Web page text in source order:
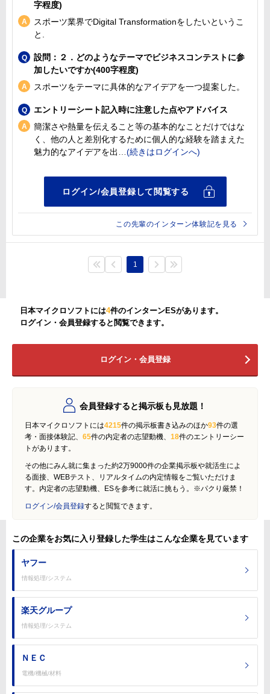
字程度)
スポーツ業界でDigital Transformationをしたいというこ
と.
設問：２．どのようなテーマでビジネスコンテストに参
加したいですか(400字程度)
スポーツをテーマに具体的なアイデアを一つ提案した。
エントリーシート記入時に注意した点やアドバイス
簡潔さや熱量を伝えること等の基本的なことだけではな
く、他の人と差別化するために個人的な経験を踏まえた
魅力的なアイデアを出
この先輩のインターン体験記を見る
1
日本マイクロソフトには4件のインターンESがあります。
ログイン・会員登録すると閲覧できます。
ログイン・会員登録
会員登録すると掲示板も見放題！
日本マイクロソフトには4215件の掲示板書き込みのほか93件の選
考・面接体験記、 65件の内定者の志望動機、 18件のエントリーシー
トがあります。
その他にみん就に集まった約2万9000件の企業掲示板や就活生によ
る面接、WEBテスト、リアルタイムの内定情報をご覧いただけま
す。内定者の志望動機、ESを参考に就活に挑もう。※パクり厳禁！
ログイン/会員登録すると閲覧できます。
この企業をお気に入り登録した学生はこんな企業を見ています
ヤフー
情報処理/システム
楽天グループ
情報処理/システム
ＮＥＣ
電機/機械/材料